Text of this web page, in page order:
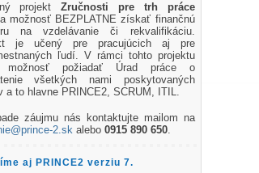
projektZručnosti pre trh práce
možnosť BEZPLATNE získať finančnú
na vzdelávanie či rekvalifikáciu.
je učený pre pracujúcich aj pre
ľudí. V rámci tohto projektu
možnosť požiadať Úrad práce o
všetkých nami poskytovaných
a to hlavne PRINCE2, SCRUM, ITIL.
záujmu nás kontaktujte mailom na
2.skalebo 0915 890 650.
aj PRINCE2 verziu 7.